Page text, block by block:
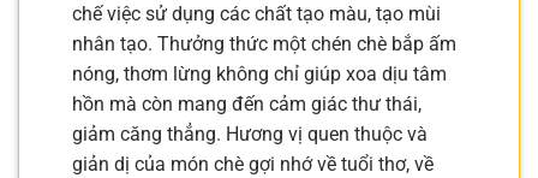
chế việc sử dụng các chất tạo màu, tạo mùi
nhân tạo. Thưởng thức một chén chè bắp ấm
nóng, thơm lừng không chỉ giúp xoa dịu tâm
hồn mà còn mang đến cảm giác thư thái,
giảm căng thẳng. Hương vị quen thuộc và
giản dị của món chè gợi nhớ về tuổi thơ, về